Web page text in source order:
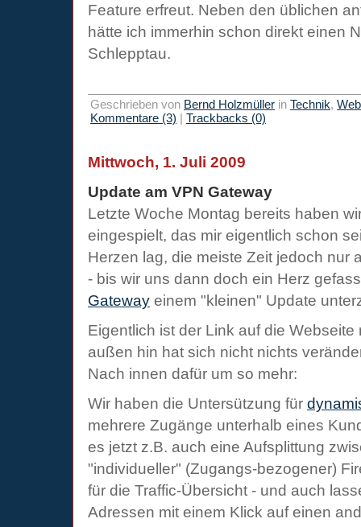
Feature erfreut. Neben den üblichen
hätte ich immerhin schon direkt einen
Schlepptau.
Geschrieben von Bernd Holzmüller in Technik,
Kommentare (3) | Trackbacks (0)
Mittwoch, 1. Juli 2009
Update am VPN Gateway
Letzte Woche Montag bereits haben
eingespielt, das mir eigentlich schon
Herzen lag, die meiste Zeit jedoch nur
- bis wir uns dann doch ein Herz
Gateway einem "kleinen" Update
Eigentlich ist der Link auf die
außen hin hat sich nicht nichts
Nach innen dafür um so mehr:
Wir haben die Untersützung für
mehrere Zugänge unterhalb eines
es jetzt z.B. auch eine Aufsplittung
"individueller" (Zugangs-bezogener)
für die Traffic-Übersicht - und auch
Adressen mit einem Klick auf einen